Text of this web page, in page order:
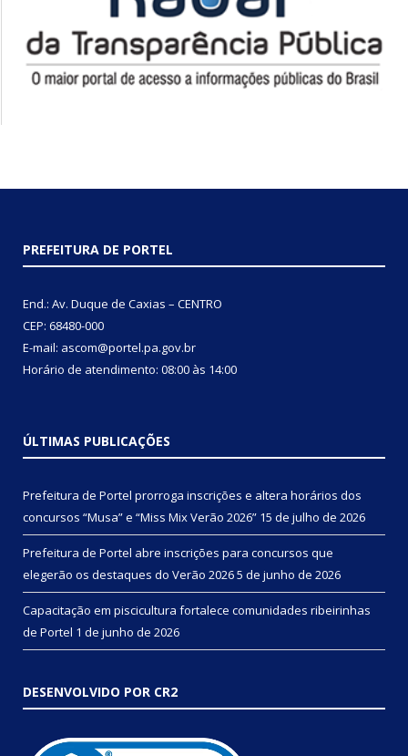
PREFEITURA DE PORTEL
End.: Av. Duque de Caxias – CENTRO
CEP: 68480-000
E-mail: ascom@portel.pa.gov.br
Horário de atendimento: 08:00 às 14:00
ÚLTIMAS PUBLICAÇÕES
Prefeitura de Portel prorroga inscrições e altera horários dos
concursos “Musa” e “Miss Mix Verão 2026” 15 de julho de 2026
Prefeitura de Portel abre inscrições para concursos que
elegerão os destaques do Verão 20265 de junho de 2026
Capacitação em piscicultura fortalece comunidades ribeirinhas
de Portel 1 de junho de 2026
DESENVOLVIDO POR CR2